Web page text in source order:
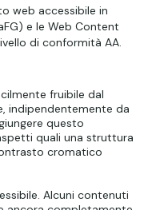
web accessibile in
e le Web Content
di conformità AA.
fruibile dal
indipendentemente da
questo
quali una struttura
cromatico
Alcuni contenuti